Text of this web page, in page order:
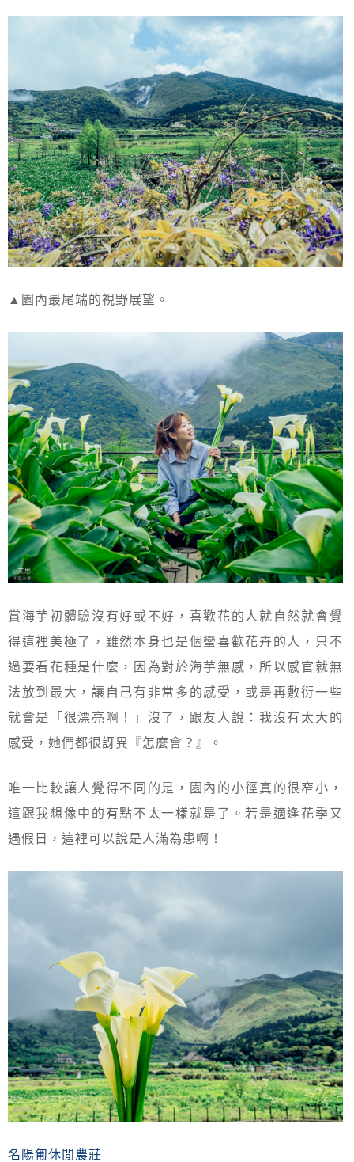
▲園內最尾端的視野展望。
賞海芋初體驗沒有好或不好，喜歡花的人就自然就會覺
得這裡美極了，雖然本身也是個蠻喜歡花卉的人，只不
過要看花種是什麼，因為對於海芋無感，所以感官就無
法放到最大，讓自己有非常多的感受，或是再敷衍一些
就會是「很漂亮啊！」沒了，跟友人說：我沒有太大的
感受，她們都很訝異『怎麼會？』。
唯一比較讓人覺得不同的是，園內的小徑真的很窄小，
這跟我想像中的有點不太一樣就是了。若是適逢花季又
遇假日，這裡可以說是人滿為患啊！
名陽匍休閒農莊